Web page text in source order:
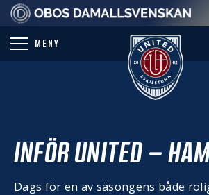
MENY
INFÖR UNITED –
Dags för en av säsongens både